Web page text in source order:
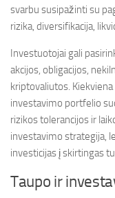
svarbu susipažinti su
rizika, diversifikacija,
Investuotojai gali
akcijos, obligacijos,
kriptovaliutos.
investavimo portfelio
rizikos tolerancijos ir
investavimo strategija,
investicijas į skirtingas
Taupo ir